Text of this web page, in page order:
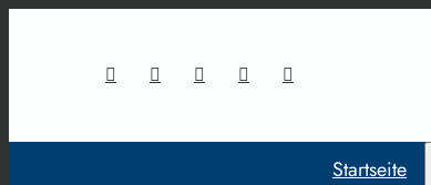
Startseite